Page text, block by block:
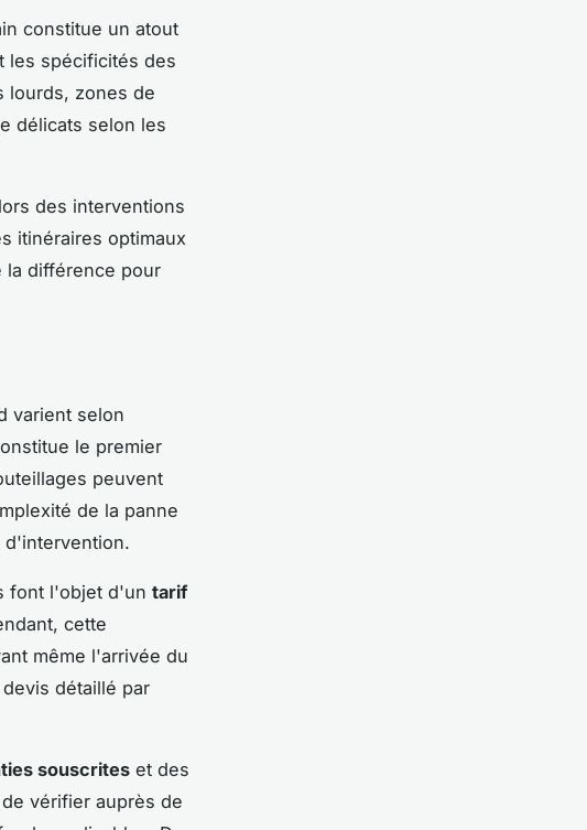
constitue un atout
les spécificités des
lourds, zones de
délicats selon les
des interventions
itinéraires optimaux
la différence pour
varient selon
le premier
peuvent
de la panne
d'intervention.
font l'objet d'un tarif
cette
même l'arrivée du
détaillé par
souscrites et des
vérifier auprès de